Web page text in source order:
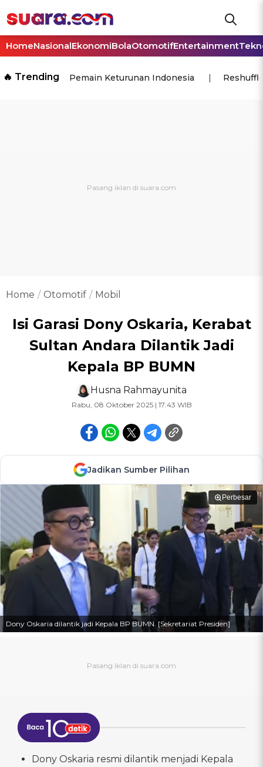
HomeNasionalEkonomiBolaOtomotifEntertainment
🔥 Trending Pemain Keturunan Indonesia
Home Otomotif Mobil
Isi Garasi Dony Oskaria, Kerabat
Sultan Andara Dilantik Jadi
Kepala BP BUMN
Husna Rahmayunita
Rabu, 08 Oktober 2025 | 17:43 WIB
Jadikan Sumber Pilihan
Perbesar
Dony Oskaria dilantik jadi Kepala BP BUMN. [Sekretariat Presiden]
Dony Oskaria resmi dilantik menjadi Kepala